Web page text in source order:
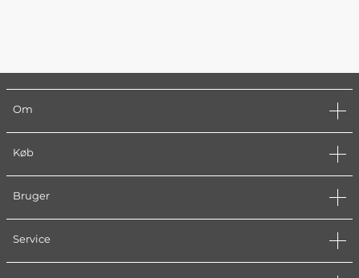
Om
Køb
Bruger
Service